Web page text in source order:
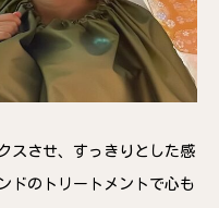
スさせ、すっきりとした感
ドのトリートメントで心も